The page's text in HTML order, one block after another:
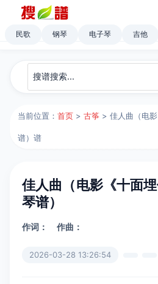
民歌 钢琴 电子琴 吉他
当前位置：首页 >古筝 > 佳人曲（电
谱）谱
佳人曲（电影《十面
琴谱）
作词： 作曲：
2026-03-28 13:26:54